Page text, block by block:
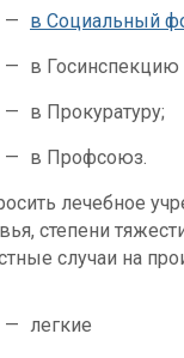
в Социальный
в Госинспекцию
в Прокуратуру;
в Профсоюз.
лечебное
степени
случаи на
легкие